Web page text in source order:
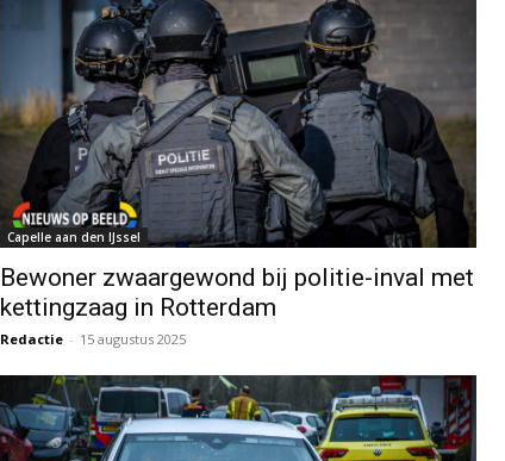
Capelle aan den IJssel
Bewoner zwaargewond bij politie-inval met
kettingzaag in Rotterdam
Redactie - 15 augustus 2025